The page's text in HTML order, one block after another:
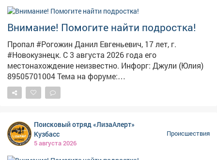
Внимание! Помогите найти подростка!
Пропал #Рогожин Данил Евгеньевич, 17 лет, г.
#Новокузнецк. С 3 августа 2026 года его
местонахождение неизвестно. Инфорг: Джули (Юлия)
89505701004 Тема на форуме:
https://lizaalert.org/forum/viewtopic.php?t=371502
#ЛизаАлерт #ЛизаАлертКузбасс #ПропалЧеловек
Поисковый отряд «ЛизаАлерт»
Кузбасс
5 августа 2026
Происшествия